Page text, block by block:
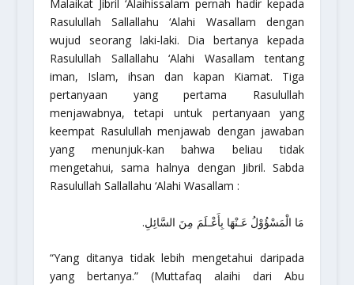
Malaikat Jibril ‘Alaihissalam pernah hadir kepada
Rasulullah Sallallahu ‘Alahi Wasallam dengan
wujud seorang laki-laki. Dia bertanya kepada
Rasulullah Sallallahu ‘Alahi Wasallam tentang
iman, Islam, ihsan dan kapan Kiamat. Tiga
pertanyaan yang pertama Rasulullah
menjawabnya, tetapi untuk pertanyaan yang
keempat Rasulullah menjawab dengan jawaban
yang menunjuk-kan bahwa beliau tidak
mengetahui, sama halnya dengan Jibril. Sabda
Rasulullah Sallallahu ‘Alahi Wasallam :
مَا الْمَسْؤُوْلُ عَـنْهَا بِأَعْـلَمَ مِنَ السَّائِلِ.
“Yang ditanya tidak lebih mengetahui daripada
yang bertanya.”(Muttafaq alaihi dari Abu